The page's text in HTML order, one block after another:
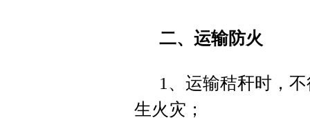
二、运输防火
1、运输秸秆时，
生火灾；